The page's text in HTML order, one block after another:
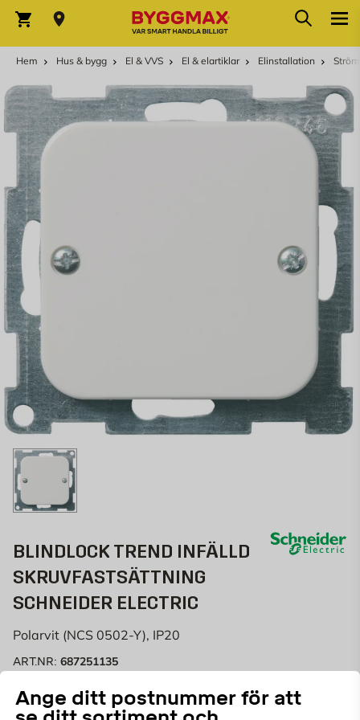
Ange ditt postnummer för att
Varukorg Sök
Hem Hus & bygg El & VVS El & elartiklar Elinstallation
BLINDLOCK TREND INFÄLLD
SKRUVFASTSÄTTNING
SCHNEIDER ELECTRIC
Polarvit (NCS 0502-Y), IP20
ART.NR: 687251135
Denna plana centrumplatta är avsedd för tele- och